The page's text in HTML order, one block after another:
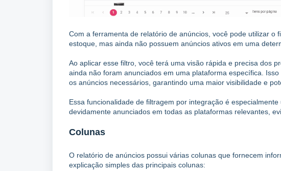
Com a ferramenta de relatório de anúncios, você pode utilizar
estoque, mas ainda não possuem anúncios ativos em uma
Ao aplicar esse filtro, você terá uma visão rápida e precisa dos
ainda não foram anunciados em uma plataforma específica.
os anúncios necessários, garantindo uma maior visibilidade e
Essa funcionalidade de filtragem por integração é
devidamente anunciados em todas as plataformas relevantes,
Colunas
O relatório de anúncios possui várias colunas que fornecem
explicação simples das principais colunas: